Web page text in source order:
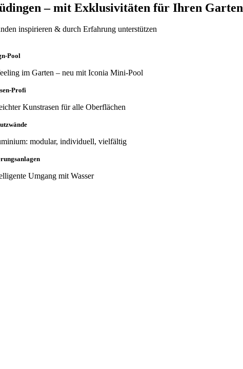
– mit Exklusivitäten für Ihren Garten
inspirieren & durch Erfahrung unterstützen
Pool
im Garten – neu mit Iconia Mini-Pool
Profi
Kunstrasen für alle Oberflächen
modular, individuell, vielfältig
Umgang mit Wasser